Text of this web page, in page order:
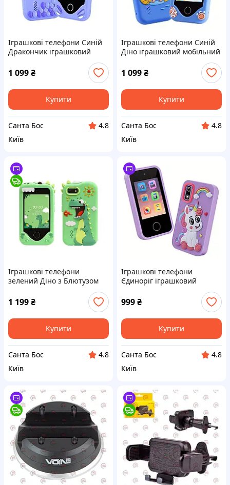
Іграшкові телефони Синій
Дракончик іграшковий
інтерактивний
1 099₴
Купити
Санта Бос
4.8
Київ
Іграшкові телефони Синій
Діно іграшковий мобільний
1 099₴
Купити
Санта Бос
4.8
Київ
Іграшкові телефони
зелений Діно з Блютузом
телефон інтерактивний
1 199₴
Купити
Санта Бос
4.8
Київ
Іграшкові телефони
Єдиноріг іграшковий
інтерактивний фіолетовий
999₴
Купити
Санта Бос
4.8
Київ